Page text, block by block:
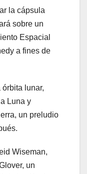
la cápsula
sobre un
Espacial
a fines de
lunar,
Luna y
un preludio
Wiseman,
un